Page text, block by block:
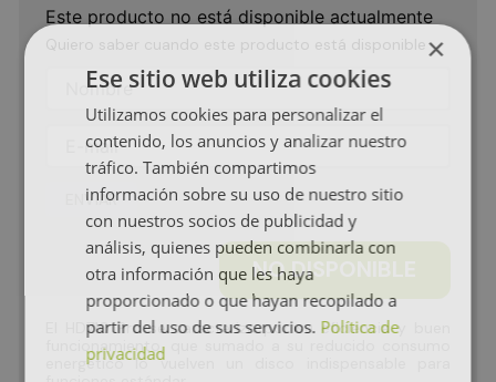
Este producto no está disponible actualmente
Quiero saber cuando este producto está disponible
ENVIAR
NO DISPONIBLE
El HD710 Pro se caracteriza por su eficiencia y buen
funcionamiento, que sumado a su reducido consumo
energético lo vuelven un disco indispensable para
×
Ese sitio web utiliza cookies
Utilizamos cookies para personalizar el
contenido, los anuncios y analizar nuestro
tráfico. También compartimos
información sobre su uso de nuestro sitio
con nuestros socios de publicidad y
análisis, quienes pueden combinarla con
otra información que les haya
proporcionado o que hayan recopilado a
partir del uso de sus servicios. Política de
privacidad